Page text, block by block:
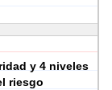
y 4 niveles
riesgo